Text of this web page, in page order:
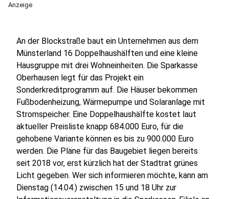
Anzeige
An der Blockstraße baut ein Unternehmen aus dem
Münsterland 16 Doppelhaushälften und eine kleine
Hausgruppe mit drei Wohneinheiten. Die Sparkasse
Oberhausen legt für das Projekt ein
Sonderkreditprogramm auf. Die Häuser bekommen
Fußbodenheizung, Wärmepumpe und Solaranlage mit
Stromspeicher. Eine Doppelhaushälfte kostet laut
aktueller Preisliste knapp 684.000 Euro, für die
gehobene Variante können es bis zu 900.000 Euro
werden. Die Pläne für das Baugebiet liegen bereits
seit 2018 vor, erst kürzlich hat der Stadtrat grünes
Licht gegeben. Wer sich informieren möchte, kann am
Dienstag (14.04.) zwischen 15 und 18 Uhr zur